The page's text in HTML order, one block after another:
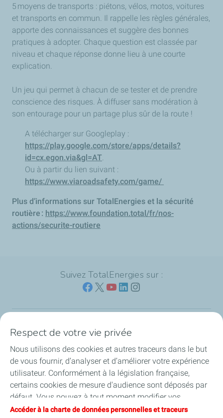
5 moyens de transports : piétons, vélos, motos, voitures
et transports en commun. Il rappelle les règles générales,
apporte des connaissances et suggère des bonnes
pratiques à adopter. Chaque question est classée par
niveau et chaque réponse donne lieu à une courte
explication.
Un jeu qui permet à chacun de se tester et de prendre
conscience des risques. À diffuser sans modération à
son entourage pour un partage plus sûr de la route !
A télécharger sur Googleplay :
https://play.google.com/store/apps/details?
id=cx.egon.via&gl=AT.
Ou à partir du lien suivant :
https://www.viaroadsafety.com/game/
Plus d’informations sur TotalEnergies et la sécurité
routière : https://www.foundation.total/fr/nos-
actions/securite-routiere
Suivez TotalEnergies sur :
Nos sites
Notre engagement
Notre expertise
Travailler avec nous
Respect de votre vie privée
Nous utilisons des cookies et autres traceurs dans le but
de vous fournir, d’analyser et d’améliorer votre expérience
utilisateur. Conformément à la législation française,
certains cookies de mesure d'audience sont déposés par
défaut. Vous pouvez à tout moment modifier vos
paramètres de cookies en cliquant sur le bouton « Gérer
Accéder à la charte de données personnelles et traceurs